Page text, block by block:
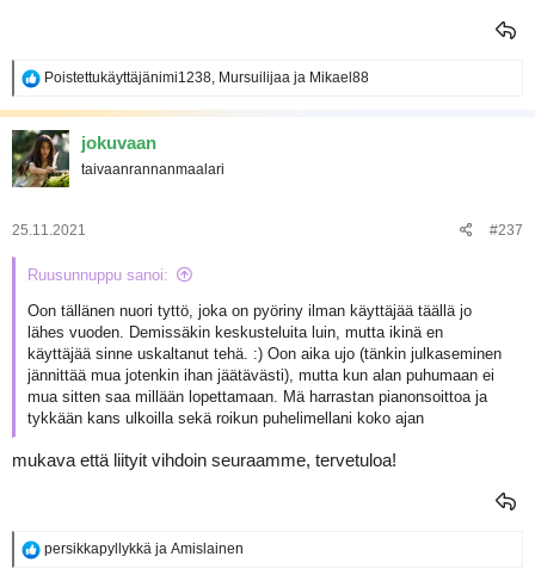
R
a
k
t
i
o
:
Poistettukäyttäjänimi1238 Mursuilijaa ja Mikael88
jokuvaan
taivaanrannanmaalari
25.11.2021 #237
Ruusunnuppu sanoi:
Oon tällänen nuori tyttö, joka on pyöriny ilman käyttäjää täällä jo
lähes vuoden. Demissäkin keskusteluita luin, mutta ikinä en
käyttäjää sinne uskaltanut tehä. :) Oon aika ujo (tänkin julkaseminen
jännittää mua jotenkin ihan jäätävästi), mutta kun alan puhumaan ei
mua sitten saa millään lopettamaan. Mä harrastan pianonsoittoa ja
tykkään kans ulkoilla sekä roikun puhelimellani koko ajan
mukava että liityit vihdoin seuraamme, tervetuloa!
R
persikkapyllykkä ja Amislainen